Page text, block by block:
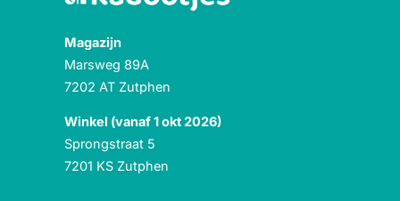
Magazijn
Marsweg 89A
7202 AT Zutphen
Winkel (vanaf 1 okt 2026)
Sprongstraat 5
7201 KS Zutphen